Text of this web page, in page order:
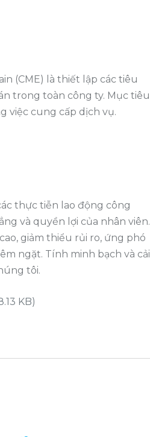
(CME) là thiết lập các tiêu
trong toàn công ty. Mục tiêu
việc cung cấp dịch vụ.
thực tiễn lao động công
và quyền lợi của nhân viên.
giảm thiểu rủi ro, ứng phó
ngặt. Tính minh bạch và cải
tôi.
KB)